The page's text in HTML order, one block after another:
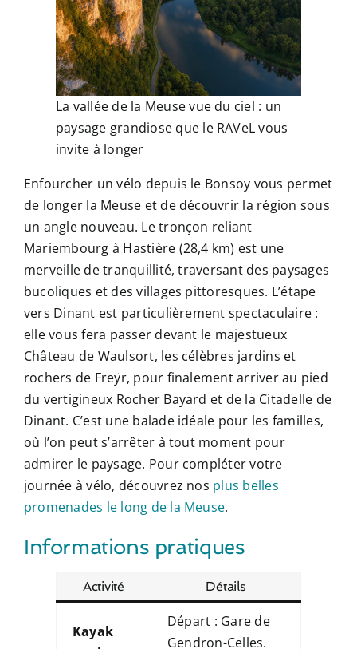
La vallée de la Meuse vue du ciel : un
paysage grandiose que le RAVeL vous
invite à longer
Enfourcher un vélo depuis le Bonsoy vous permet
de longer la Meuse et de découvrir la région sous
un angle nouveau. Le tronçon reliant
Mariembourg à Hastière (28,4 km) est une
merveille de tranquillité, traversant des paysages
bucoliques et des villages pittoresques. L’étape
vers Dinant est particulièrement spectaculaire :
elle vous fera passer devant le majestueux
Château de Waulsort, les célèbres jardins et
rochers de Freÿr, pour finalement arriver au pied
du vertigineux Rocher Bayard et de la Citadelle de
Dinant. C’est une balade idéale pour les familles,
où l’on peut s’arrêter à tout moment pour
admirer le paysage. Pour compléter votre
journée à vélo, découvrez nos plus belles
promenades le long de la Meuse.
Informations pratiques
Activité Détails
Kayak
Départ : Gare de
Gendron-Celles.